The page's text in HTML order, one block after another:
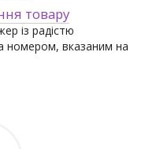
товару
із радістю
номером, вказаним на